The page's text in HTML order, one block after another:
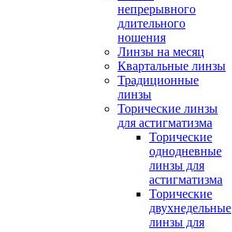
непрерывного
длительного
ношения
Линзы на месяц
Квартальные линзы
Традиционные
линзы
Торические линзы
для астигматизма
Торические
однодневные
линзы для
астигматизма
Торические
двухнедельные
линзы для